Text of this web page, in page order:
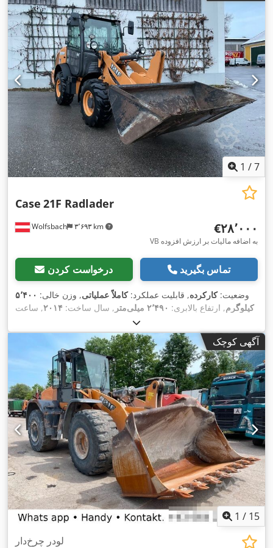
1 /7
Wolfsbach ۳٬۶۹۳ km
Case 21F Radlader
‎€۲۸٬۰۰۰
VB به اضافه مالیات بر ارزش افزوده
درخواست کردن تماس بگیرید
وضعیت:کارکرده, قابلیت عملکرد:کاملاً عملیاتی, وزن خالی: ۵٬۴۰۰
کیلوگرم, ارتفاع بالابری: ۲٬۴۹۰ میلی‌متر , سال ساخت: ۲۰۱۴, ساعت
, ارتفاع سازه:
میلی‌متر, نوع سیستم انتقال قدرت:Diesel Motor , عرض ساخت:
۱٬۹۵۰ میلی‌متر, آگهی کوچک
1 / 15
لودر چرخ‌دار